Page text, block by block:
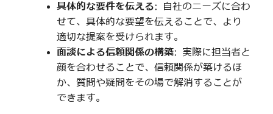
具体的な要件を伝える: 自社のニーズに合わ
せて、具体的な要望を伝えることで、より
適切な提案を受けられます。
面談による信頼関係の構築: 実際に担当者と
顔を合わせることで、信頼関係が築けるほ
か、質問や疑問をその場で解消することが
できます。